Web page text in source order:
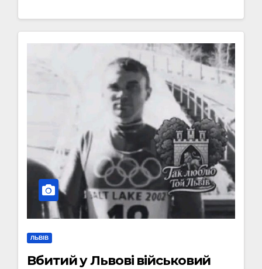
ЛЬВІВ
Вбитий у Львові військовий